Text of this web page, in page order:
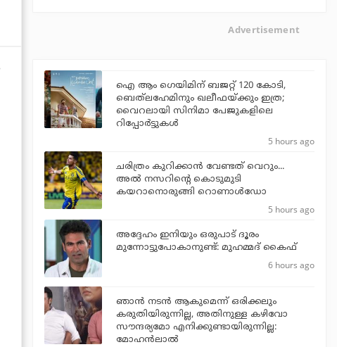
Advertisement
ഐ ആം ഗെയിമിന് ബജറ്റ് 120 കോടി,
ബെത്‌ലഹേമിനും ഖലീഫയ്ക്കും ഇത്ര;
വൈറലായി സിനിമാ പേജുകളിലെ
റിപ്പോര്‍ട്ടുകള്‍
5 hours ago
ചരിത്രം കുറിക്കാന്‍ വേണ്ടത് വെറും...
അല്‍ നസറിന്റെ കൊടുമുടി
കയറാനൊരുങ്ങി റൊണാള്‍ഡോ
5 hours ago
അദ്ദേഹം ഇനിയും ഒരുപാട് ദൂരം
മുന്നോട്ടുപോകാനുണ്ട്: മുഹമ്മദ് കൈഫ്
6 hours ago
ഞാൻ നടൻ ആകുമെന്ന് ഒരിക്കലും
കരുതിയിരുന്നില്ല, അതിനുള്ള കഴിവോ
സൗന്ദര്യമോ എനിക്കുണ്ടായിരുന്നില്ല:
മോഹൻലാൽ